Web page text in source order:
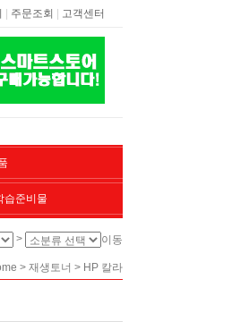
| 주문조회 | 고객센터
습준비물
> 이동
> 재생토너 > HP 칼라